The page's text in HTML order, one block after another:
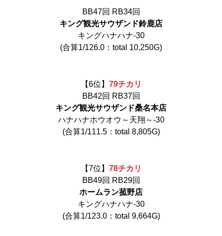
BB47回 RB34回
キング観光サウザンド鈴鹿店
キングハナハナ‐30
(合算1/126.0：total 10,250G)
【6位】 79チカリ
BB42回 RB37回
キング観光サウザンド桑名本店
ハナハナホウオウ～天翔～‐30
(合算1/111.5：total 8,805G)
【7位】 78チカリ
BB49回 RB29回
ホームラン菰野店
キングハナハナ‐30
(合算1/123.0：total 9,664G)